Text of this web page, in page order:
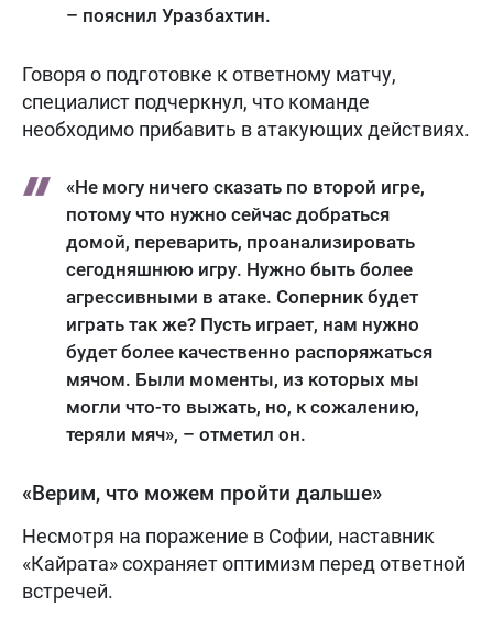
– пояснил Уразбахтин.
Говоря о подготовке к ответному матчу,
специалист подчеркнул, что команде
необходимо прибавить в атакующих действиях.
«Не могу ничего сказать по второй игре,
потому что нужно сейчас добраться
домой, переварить, проанализировать
сегодняшнюю игру. Нужно быть более
агрессивными в атаке. Соперник будет
играть так же? Пусть играет, нам нужно
будет более качественно распоряжаться
мячом. Были моменты, из которых мы
могли что-то выжать, но, к сожалению,
теряли мяч», – отметил он.
«Верим, что можем пройти дальше»
Несмотря на поражение в Софии, наставник
«Кайрата» сохраняет оптимизм перед ответной
встречей.